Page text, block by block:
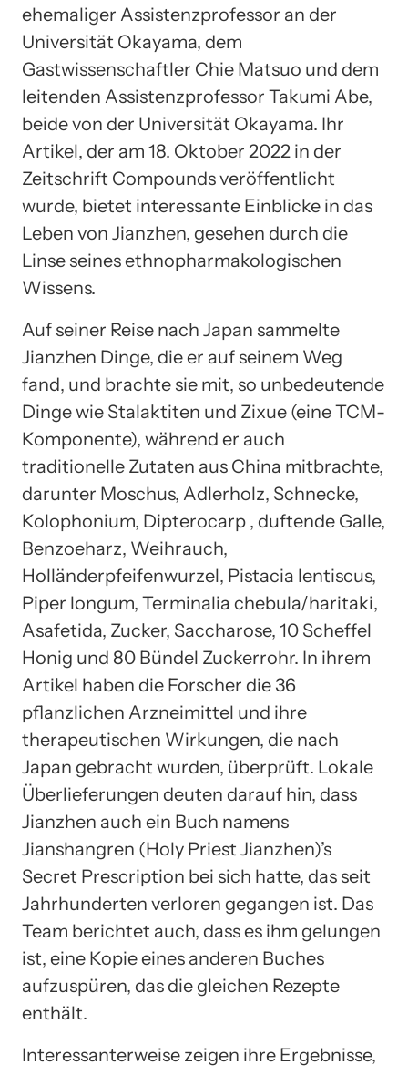
ehemaliger Assistenzprofessor an der
Universität Okayama, dem
Gastwissenschaftler Chie Matsuo und dem
leitenden Assistenzprofessor Takumi Abe,
beide von der Universität Okayama. Ihr
Artikel, der am 18. Oktober 2022 in der
Zeitschrift Compounds veröffentlicht
wurde, bietet interessante Einblicke in das
Leben von Jianzhen, gesehen durch die
Linse seines ethnopharmakologischen
Wissens.
Auf seiner Reise nach Japan sammelte
Jianzhen Dinge, die er auf seinem Weg
fand, und brachte sie mit, so unbedeutende
Dinge wie Stalaktiten und Zixue (eine TCM-
Komponente), während er auch
traditionelle Zutaten aus China mitbrachte,
darunter Moschus, Adlerholz, Schnecke,
Kolophonium, Dipterocarp , duftende Galle,
Benzoeharz, Weihrauch,
Holländerpfeifenwurzel, Pistacia lentiscus,
Piper longum, Terminalia chebula/haritaki,
Asafetida, Zucker, Saccharose, 10 Scheffel
Honig und 80 Bündel Zuckerrohr. In ihrem
Artikel haben die Forscher die 36
pflanzlichen Arzneimittel und ihre
therapeutischen Wirkungen, die nach
Japan gebracht wurden, überprüft. Lokale
Überlieferungen deuten darauf hin, dass
Jianzhen auch ein Buch namens
Jianshangren (Holy Priest Jianzhen)’s
Secret Prescription bei sich hatte, das seit
Jahrhunderten verloren gegangen ist. Das
Team berichtet auch, dass es ihm gelungen
ist, eine Kopie eines anderen Buches
aufzuspüren, das die gleichen Rezepte
enthält.
Interessanterweise zeigen ihre Ergebnisse,